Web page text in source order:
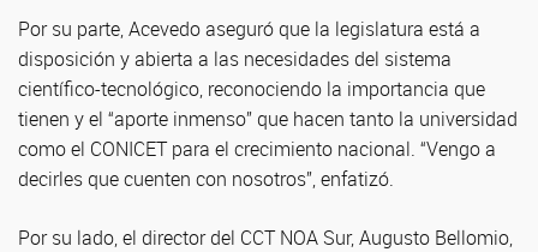
Por su parte, Acevedo aseguró que la legislatura está a
disposición y abierta a las necesidades del sistema
científico-tecnológico, reconociendo la importancia que
tienen y el “aporte inmenso” que hacen tanto la universidad
como el CONICET para el crecimiento nacional. “Vengo a
decirles que cuenten con nosotros”, enfatizó.
Por su lado, el director del CCT NOA Sur, Augusto Bellomio,